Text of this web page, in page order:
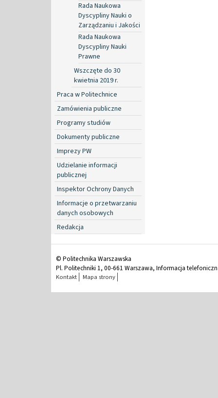
Rada Naukowa
Dyscypliny Nauki o
Zarządzaniu i Jakości
Rada Naukowa
Dyscypliny Nauki
Prawne
Wszczęte do 30
kwietnia 2019 r.
Praca w Politechnice
Zamówienia publiczne
Programy studiów
Dokumenty publiczne
Imprezy PW
Udzielanie informacji
publicznej
Inspektor Ochrony Danych
Informacje o przetwarzaniu
danych osobowych
Redakcja
© Politechnika Warszawska
Pl. Politechniki 1, 00-661 Warszawa, Informacja
Kontakt Mapa strony